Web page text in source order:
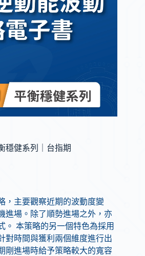
穩健系列｜台指期
，主要觀察近期的波動度變
進場。除了順勢進場之外，亦
。 本策略的另一個特色為採用
對時間與獲利兩個維度進行出
剛進場時給予策略較大的寬容